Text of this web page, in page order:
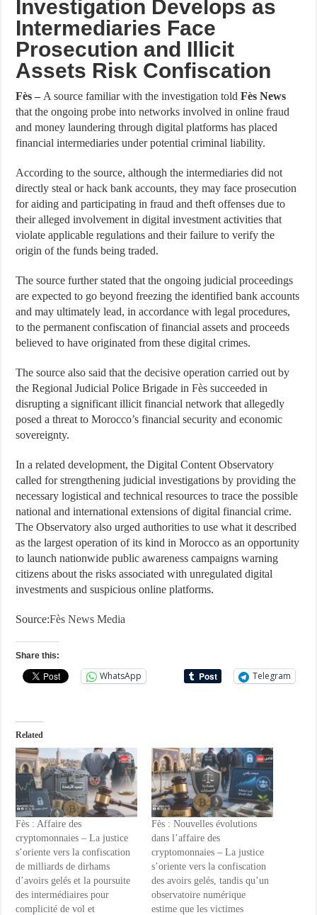
Investigation Develops as
Intermediaries Face
Prosecution and Illicit
Assets Risk Confiscation
Fès – A source familiar with the investigation toldFès News
that the ongoing probe into networks involved in online fraud
and money laundering through digital platforms has placed
financial intermediaries under potential criminal liability.
According to the source, although the intermediaries did not
directly steal or hack bank accounts, they may face prosecution
for aiding and participating in fraud and theft offenses due to
their alleged involvement in digital investment activities that
violate applicable regulations and their failure to verify the
origin of the funds being traded.
The source further stated that the ongoing judicial proceedings
are expected to go beyond freezing the identified bank accounts
and may ultimately lead, in accordance with legal procedures,
to the permanent confiscation of financial assets and proceeds
believed to have originated from these digital crimes.
The source also said that the decisive operation carried out by
the Regional Judicial Police Brigade in Fès succeeded in
disrupting a significant illicit financial network that allegedly
posed a threat to Morocco’s financial security and economic
sovereignty.
In a related development, the Digital Content Observatory
called for strengthening judicial investigations by providing the
necessary logistical and technical resources to trace the possible
national and international extensions of digital financial crime.
The Observatory also urged authorities to use what it described
as the largest operation of its kind in Morocco as an opportunity
to launch nationwide public awareness campaigns warning
citizens about the risks associated with unregulated digital
investments and suspicious online platforms.
Source:Fès News Media
Share this:
WhatsApp Telegram
Related
Fès : Affaire des
cryptomonnaies – La justice
s’oriente vers la confiscation
de milliards de dirhams
d’avoirs gelés et la poursuite
des intermédiaires pour
complicité de vol et
Fès : Nouvelles évolutions
dans l’affaire des
cryptomonnaies – La justice
s’oriente vers la confiscation
des avoirs gelés, tandis qu’un
observatoire numérique
estime que les victimes